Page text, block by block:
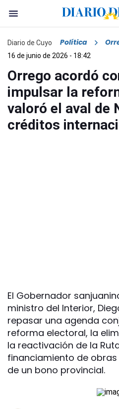
Diario de Cuyo Política
16 de junio de 2026 - 18:42
Orrego acordó
impulsar la
valoró el aval de
créditos
El Gobernador
ministro del Interior,
repasar una agenda
reforma electoral, la
la reactivación de la
financiamiento de
de un bono provincial.